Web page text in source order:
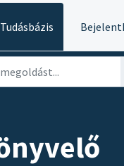
Tudásbázis